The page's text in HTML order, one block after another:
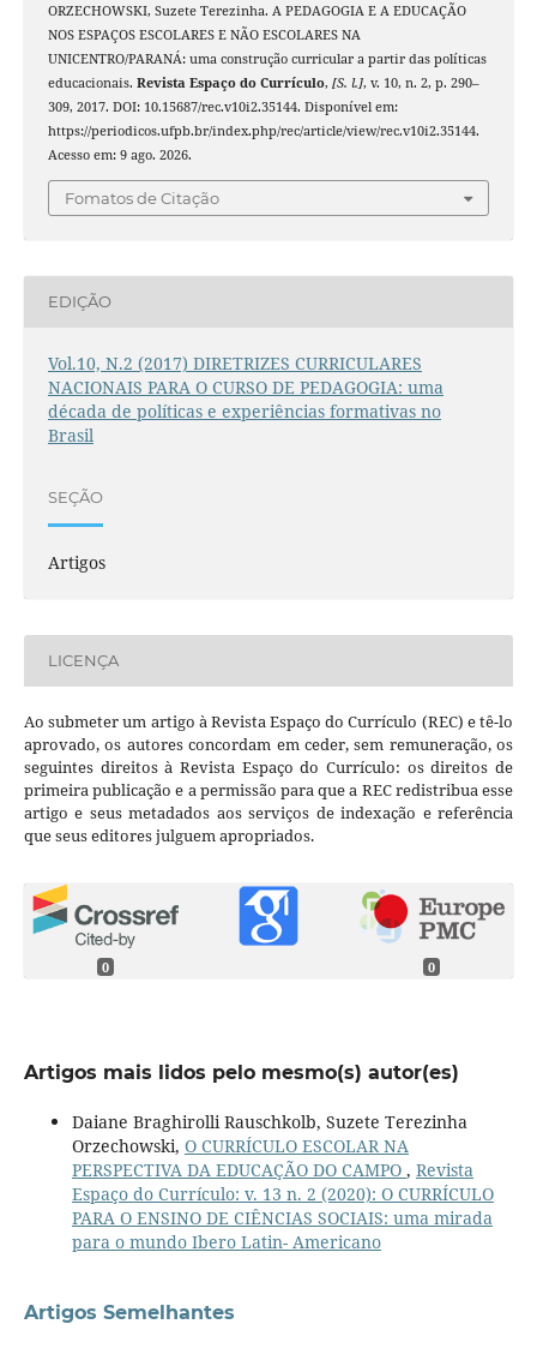
ORZECHOWSKI, Suzete Terezinha. A PEDAGOGIA E A EDUCAÇÃO
NOS ESPAÇOS ESCOLARES E NÃO ESCOLARES NA
UNICENTRO/PARANÁ: uma construção curricular a partir das políticas
educacionais. Revista Espaço do Currículo, [S. l.], v. 10, n. 2, p. 290–
309, 2017. DOI: 10.15687/rec.v10i2.35144. Disponível em:
https://periodicos.ufpb.br/index.php/rec/article/view/rec.v10i2.35144.
Acesso em: 9 ago. 2026.
Fomatos de Citação
EDIÇÃO
Vol.10, N.2 (2017) DIRETRIZES CURRICULARES
NACIONAIS PARA O CURSO DE PEDAGOGIA: uma
década de políticas e experiências formativas no
Brasil
SEÇÃO
Artigos
LICENÇA
Ao submeter um artigo à Revista Espaço do Currículo (REC) e tê-lo
aprovado, os autores concordam em ceder, sem remuneração, os
seguintes direitos à Revista Espaço do Currículo: os direitos de
primeira publicação e a permissão para que a REC redistribua esse
artigo e seus metadados aos serviços de indexação e referência
que seus editores julguem apropriados.
0 0
Artigos mais lidos pelo mesmo(s) autor(es)
Daiane Braghirolli Rauschkolb, Suzete Terezinha
Orzechowski, O CURRÍCULO ESCOLAR NA
PERSPECTIVA DA EDUCAÇÃO DO CAMPO , Revista
Espaço do Currículo: v. 13 n. 2 (2020): O CURRÍCULO
PARA O ENSINO DE CIÊNCIAS SOCIAIS: uma mirada
para o mundo Ibero Latin- Americano
Artigos Semelhantes